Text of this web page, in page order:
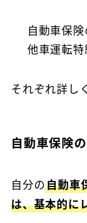
自動車保
他車運転
それぞれ詳し
自動車保険
自分の自動車
は、基本的に